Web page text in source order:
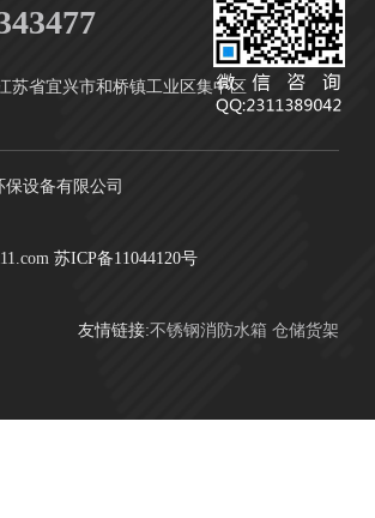
省宜兴市和桥镇工业区集中区
保设备有限公司
苏ICP备11044120号
友情链接:不锈钢消防水箱 仓储货架